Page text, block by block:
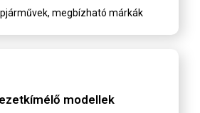
megbízható márkák
modellek